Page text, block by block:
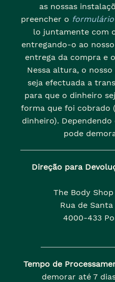
as nossas
preencher o
lo juntamente com
entregando-o ao
entrega da compra e
Nessa altura, o
seja efectuada a
para que o dinheiro
forma que foi cobrado
dinheiro).
pode
Direção para
The Body
Rua de
4000-433
Tempo de
demorar até 7